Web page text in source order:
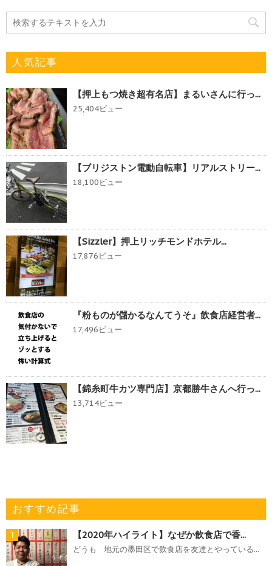
人気記事
【押上もつ焼き超有名店】まるいさんに行っ...
25,404ビュー
【ブリジストン電動自転車】リアルストリー...
18,100ビュー
【Sizzler】押上リッチモンドホテル...
17,876ビュー
『粉ものが儲かるなんてうそ』飲食店経営者...
17,496ビュー
【錦糸町牛カツ専門店】京都勝牛さんへ行っ...
13,714ビュー
おすすめ記事
1 【2020年ハイライト】なぜか飲食店で香...
どうも 地元の墨田区で飲食店を友達とやっている...